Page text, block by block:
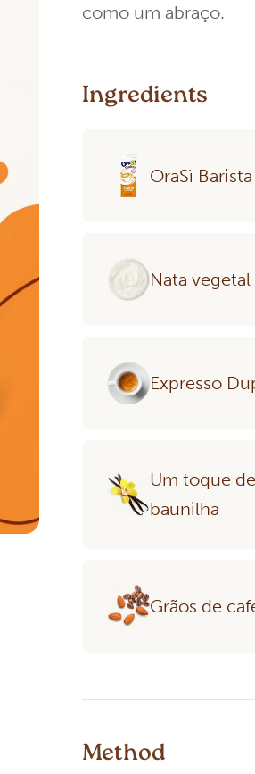
como um abraço.
Ingredients
OraSì
Nata vegetal
Expresso
Um toque
baunilha
Grãos de
Method